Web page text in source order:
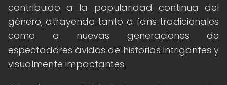
contribuido a la popularidad continua del
género, atrayendo tanto a fans tradicionales
como a nuevas generaciones de
espectadores ávidos de historias intrigantes y
visualmente impactantes.